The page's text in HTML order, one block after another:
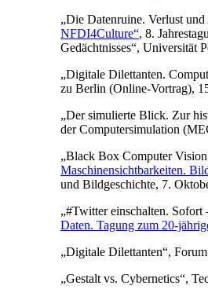
„Die Datenruine. Verlust
NFDI4Culture“, 8.
Gedächtnisses“, Universität
„Digitale Dilettanten.
zu Berlin (Online-Vortrag),
„Der simulierte Blick. Zur
der Computersimulation
„Black Box Computer
Maschinensichtbarkeiten.
und Bildgeschichte, 7.
„#Twitter einschalten.
Daten. Tagung zum 20-
„Digitale Dilettanten“,
„Gestalt vs. Cybernetics“,